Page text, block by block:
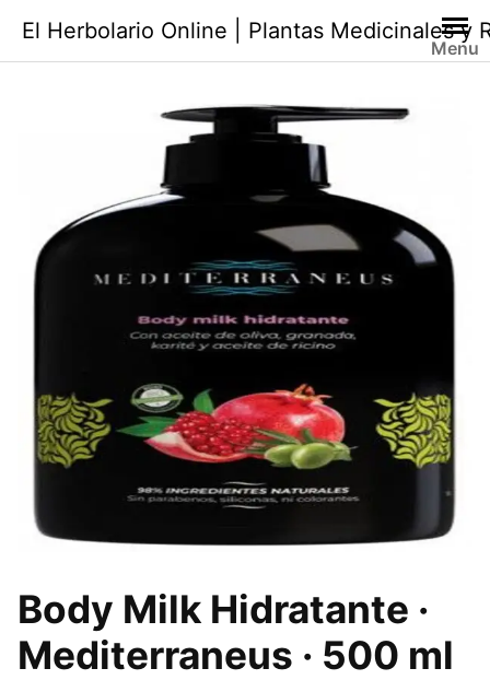
contenido
El Herbolario Online | Plantas Medicinales y
Menu
Body Milk Hidratante ·
Mediterraneus · 500 ml